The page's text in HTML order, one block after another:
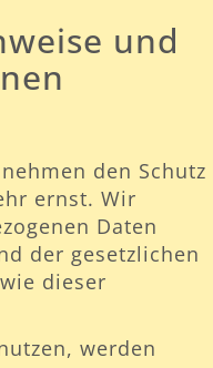
und
den Schutz
ernst. Wir
Daten
der gesetzlichen
dieser
werden